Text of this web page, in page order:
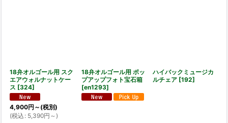
18弁オルゴール用 スク
エアウォルナットケー
ス [324]
4,900円 ～ (税別)
(税込 : 5,390円 ～)
18弁オルゴール用 ポッ
プアップフォト宝石箱
[en1293]
ハイバックミュージカ
ルチェア [192]